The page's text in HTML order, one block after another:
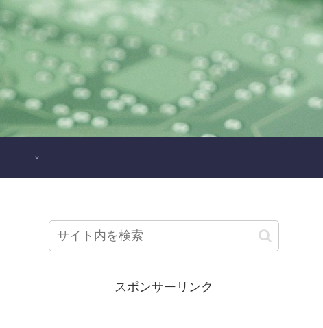
スポンサーリンク